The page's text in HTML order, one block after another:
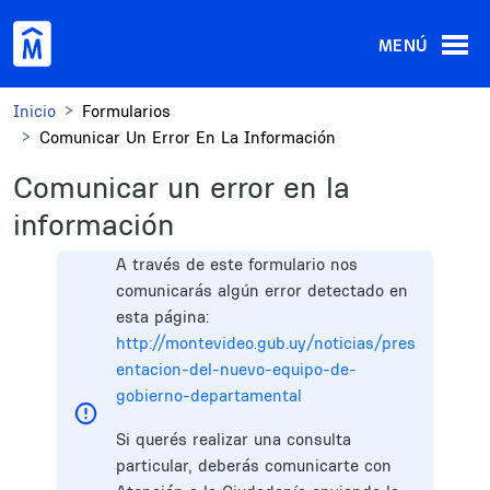
MENÚ
Inicio
Formularios
Comunicar Un Error En La Información
Comunicar un error en la
información
A través de este formulario nos
comunicarás algún error detectado en
esta página:
http://montevideo.gub.uy/noticias/pres
entacion-del-nuevo-equipo-de-
gobierno-departamental
Si querés realizar una consulta
particular, deberás comunicarte con